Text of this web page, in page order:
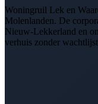
Woningruil Lek en
Molenlanden. De
Nieuw-Lekkerland en
verhuis zonder